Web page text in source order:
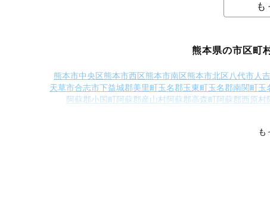
も
熊本県の市区町
熊本市中央区熊本市西区熊本市南区熊本市北区八代市人
天草市合志市下益城郡美里町玉名郡玉東町玉名郡南関町玉
阿蘇郡小国町阿蘇郡産山村阿蘇郡高森町阿蘇郡西原村
も